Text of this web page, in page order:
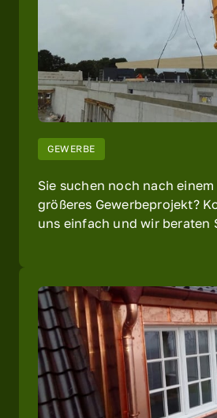
GEWERBE
Sie suchen noch nach
größeres Gewerbeprojekt?
uns einfach und wir beraten